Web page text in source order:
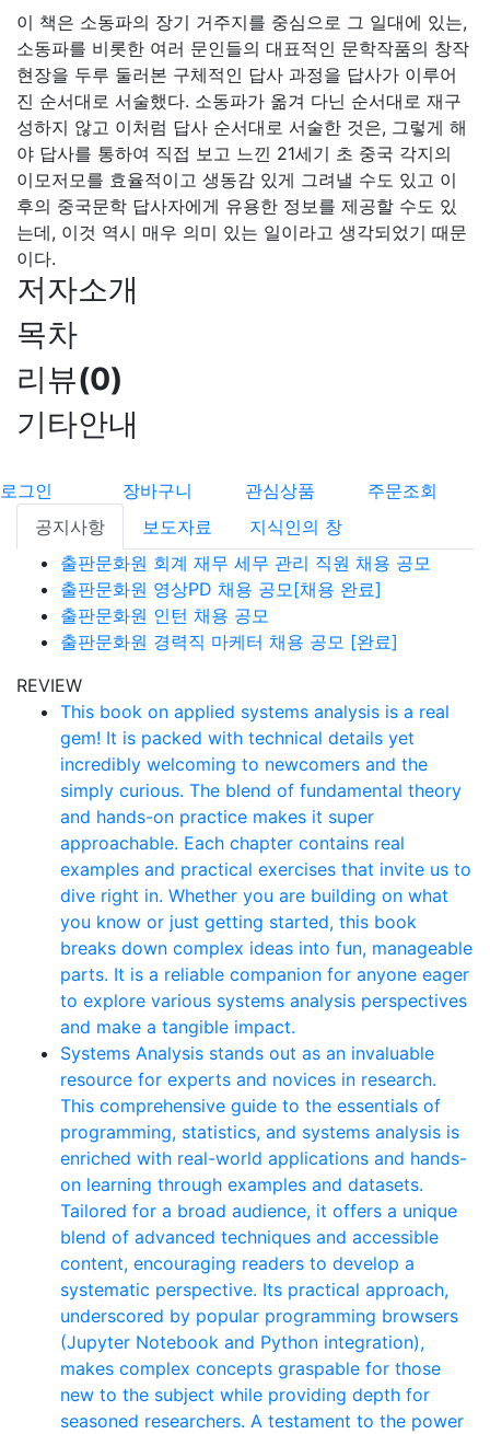
이 책은 소동파의 장기 거주지를 중심으로 그 일대에 있는,
소동파를 비롯한 여러 문인들의 대표적인 문학작품의 창작
현장을 두루 둘러본 구체적인 답사 과정을 답사가 이루어
진 순서대로 서술했다. 소동파가 옮겨 다닌 순서대로 재구
성하지 않고 이처럼 답사 순서대로 서술한 것은, 그렇게 해
야 답사를 통하여 직접 보고 느낀 21세기 초 중국 각지의
이모저모를 효율적이고 생동감 있게 그려낼 수도 있고 이
후의 중국문학 답사자에게 유용한 정보를 제공할 수도 있
는데, 이것 역시 매우 의미 있는 일이라고 생각되었기 때문
이다.
저자소개
목차
리뷰(0)
기타안내
로그인 장바구니 관심상품
주문조회
공지사항
보도자료
지식인의 창
출판문화원 회계 재무 세무 관리 직원 채용 공모
출판문화원 영상PD 채용 공모[채용 완료]
출판문화원 인턴 채용 공모
출판문화원 경력직 마케터 채용 공모 [완료]
REVIEW
This book on applied systems analysis is a real
gem! It is packed with technical details yet
incredibly welcoming to newcomers and the
simply curious. The blend of fundamental theory
and hands-on practice makes it super
approachable. Each chapter contains real
examples and practical exercises that invite us to
dive right in. Whether you are building on what
you know or just getting started, this book
breaks down complex ideas into fun, manageable
parts. It is a reliable companion for anyone eager
to explore various systems analysis perspectives
and make a tangible impact.
Systems Analysis stands out as an invaluable
resource for experts and novices in research.
This comprehensive guide to the essentials of
programming, statistics, and systems analysis is
enriched with real-world applications and hands-
on learning through examples and datasets.
Tailored for a broad audience, it offers a unique
blend of advanced techniques and accessible
content, encouraging readers to develop a
systematic perspective. Its practical approach,
underscored by popular programming browsers
(Jupyter Notebook and Python integration),
makes complex concepts graspable for those
new to the subject while providing depth for
seasoned researchers. A testament to the power